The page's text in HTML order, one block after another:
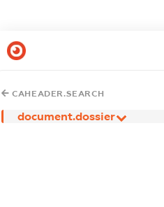
CAHEADER.SEARCH
document.dossier